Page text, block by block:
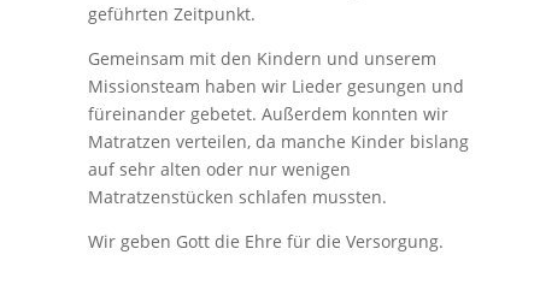
geführten Zeitpunkt.
Gemeinsam mit den Kindern und unserem
Missionsteam haben wir Lieder gesungen und
füreinander gebetet. Außerdem konnten wir
Matratzen verteilen, da manche Kinder bislang
auf sehr alten oder nur wenigen
Matratzenstücken schlafen mussten.
Wir geben Gott die Ehre für die Versorgung.